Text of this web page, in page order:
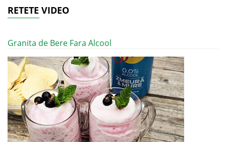
RETETE VIDEO
Granita de Bere Fara Alcool